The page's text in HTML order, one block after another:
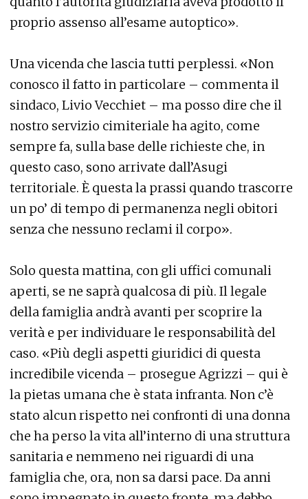
proprio assenso all’esame autoptico».
Una vicenda che lascia tutti perplessi. «Non
conosco il fatto in particolare – commenta il
sindaco, Livio Vecchiet – ma posso dire che il
nostro servizio cimiteriale ha agito, come
sempre fa, sulla base delle richieste che, in
questo caso, sono arrivate dall’Asugi
territoriale. È questa la prassi quando trascorre
un po’ di tempo di permanenza negli obitori
senza che nessuno reclami il corpo».
Solo questa mattina, con gli uffici comunali
aperti, se ne saprà qualcosa di più. Il legale
della famiglia andrà avanti per scoprire la
verità e per individuare le responsabilità del
caso. «Più degli aspetti giuridici di questa
incredibile vicenda – prosegue Agrizzi – qui è
la pietas umana che è stata infranta. Non c’è
stato alcun rispetto nei confronti di una donna
che ha perso la vita all’interno di una struttura
sanitaria e nemmeno nei riguardi di una
famiglia che, ora, non sa darsi pace. Da anni